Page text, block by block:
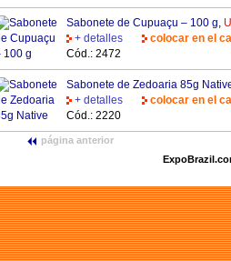
Sabonete de Cupuaçu – 100 g,
+ detalles
colocar en el
Cód.: 2472
Sabonete de Zedoaria 85g
+ detalles
colocar en el
Cód.: 2220
página anterior